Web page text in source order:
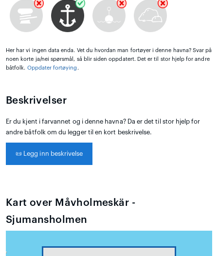
Her har vi ingen data enda. Vet du hvordan man fortøyer i denne havna? Svar på
noen korte ja/nei spørsmål, så blir siden oppdatert. Det er til stor hjelp for andre
båtfolk. Oppdater fortøying .
Beskrivelser
Er du kjent i farvannet og i denne havna? Da er det til stor hjelp for
andre båtfolk om du legger til en kort beskrivelse.
📜 Legg inn beskrivelse
Kart over Måvholmeskär -
Sjumansholmen